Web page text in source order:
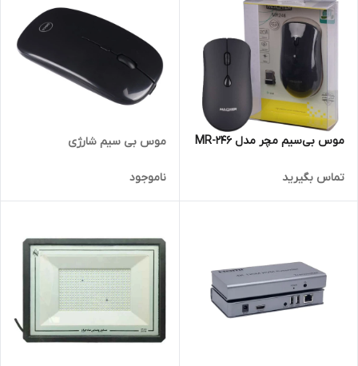
موس بی‌سیم مچر مدل MR-246
تماس بگیرید
موس بی سیم شارژی
ناموجود